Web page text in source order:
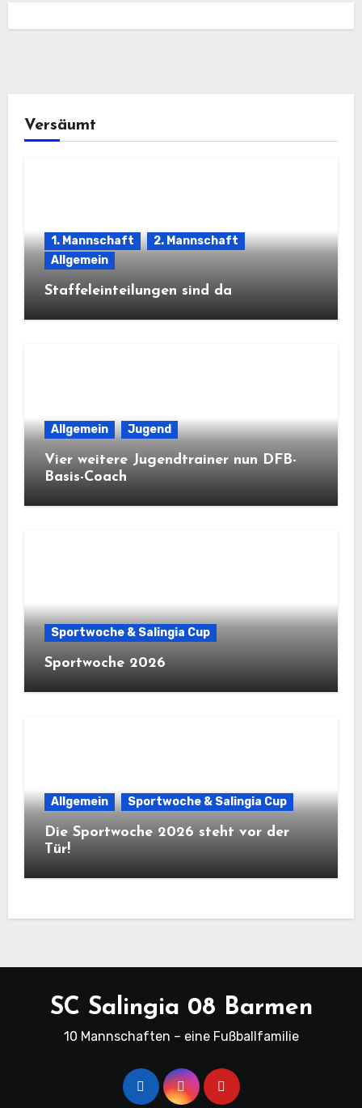
Versäumt
1. Mannschaft
2. Mannschaft
Allgemein
Staffeleinteilungen sind da
Allgemein Jugend
Vier weitere Jugendtrainer nun DFB-
Basis-Coach
Sportwoche & Salingia Cup
Sportwoche 2026
Allgemein Sportwoche & Salingia Cup
Die Sportwoche 2026 steht vor der
Tür!
SC Salingia 08 Barmen
10 Mannschaften – eine Fußballfamilie